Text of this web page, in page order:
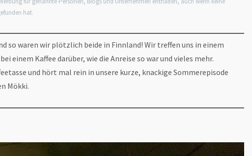
hat.
so waren wir plötzlich beide in Finnland! Wir treffen uns in einem
einem Kaffee darüber, wie die Anreise so war und vieles mehr.
und hört mal rein in unsere kurze, knackige Sommerepisode
Mökki.